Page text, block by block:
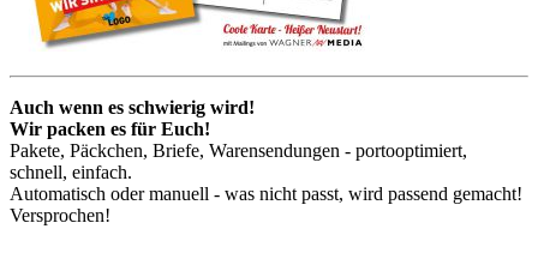
Auch wenn es schwierig wird!
Wir packen es für Euch!
Pakete, Päckchen, Briefe, Warensendungen - portooptimiert,
schnell, einfach.
Automatisch oder manuell - was nicht passt, wird passend gemacht!
Versprochen!